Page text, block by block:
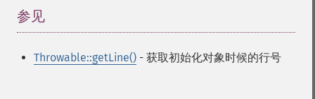
参见
Throwable::getLine() - 获取初始化对象时候的行号